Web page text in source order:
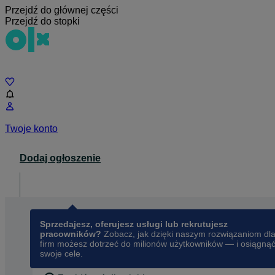
Przejdź do głównej części
Przejdź do stopki
Twoje konto
Dodaj ogłoszenie
Sprzedajesz, oferujesz usługi lub rekrutujesz
pracowników? Zobacz, jak dzięki naszym rozwiązaniom dla
firm możesz dotrzeć do milionów użytkowników — i osiągnąć
swoje cele.